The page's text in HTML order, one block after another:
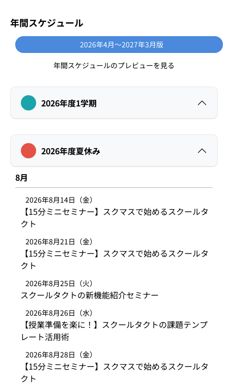
年間スケジュール
2026年4月〜2027年3月版
年間スケジュールのプレビューを見る
2026年度1学期
2026年度夏休み
8月
2026年8月14日（金）
【15分ミニセミナー】スクマスで始めるスクールタ
クト
2026年8月21日（金）
【15分ミニセミナー】スクマスで始めるスクールタ
クト
2026年8月25日（火）
スクールタクトの新機能紹介セミナー
2026年8月26日（水）
【授業準備を楽に！】スクールタクトの課題テンプ
レート活用術
2026年8月28日（金）
【15分ミニセミナー】スクマスで始めるスクールタ
クト